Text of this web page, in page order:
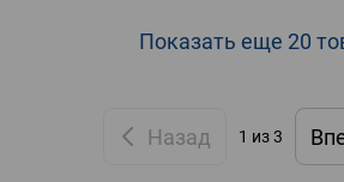
Показать еще 20
Назад 1 из 3